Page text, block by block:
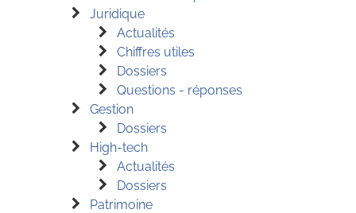
Juridique
Actualités
Chiffres utiles
Dossiers
Questions - réponses
Gestion
Dossiers
High-tech
Actualités
Dossiers
Patrimoine